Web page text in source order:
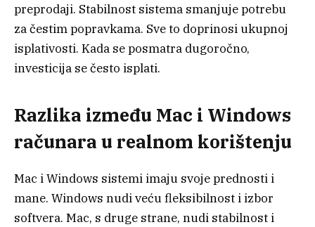
preprodaji. Stabilnost sistema smanjuje potrebu
za čestim popravkama. Sve to doprinosi ukupnoj
isplativosti. Kada se posmatra dugoročno,
investicija se često isplati.
Razlika između Mac i Windows
računara u realnom korištenju
Mac i Windows sistemi imaju svoje prednosti i
mane. Windows nudi veću fleksibilnost i izbor
softvera. Mac, s druge strane, nudi stabilnost i